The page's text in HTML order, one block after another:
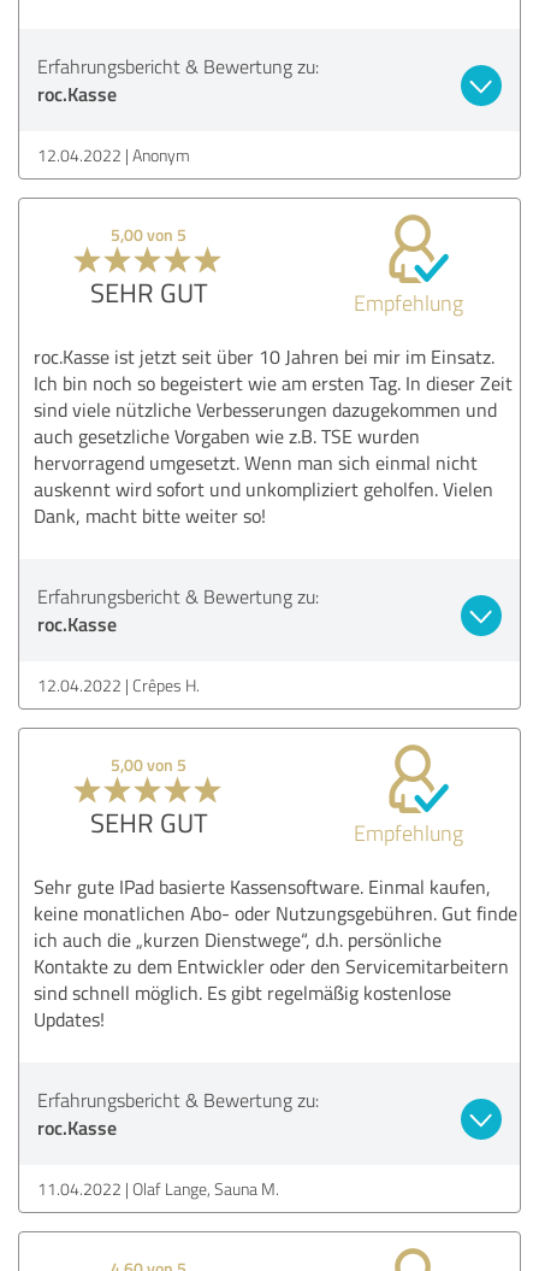
Erfahrungsbericht & Bewertung zu:
roc.Kasse
12.04.2022 Anonym
5,00 von 5
SEHR GUT Empfehlung
roc.Kasse ist jetzt seit über 10 Jahren bei mir im Einsatz.
Ich bin noch so begeistert wie am ersten Tag. In dieser Zeit
sind viele nützliche Verbesserungen dazugekommen und
auch gesetzliche Vorgaben wie z.B. TSE wurden
hervorragend umgesetzt. Wenn man sich einmal nicht
auskennt wird sofort und unkompliziert geholfen. Vielen
Dank, macht bitte weiter so!
Erfahrungsbericht & Bewertung zu:
roc.Kasse
12.04.2022 Crêpes H.
5,00 von 5
SEHR GUT Empfehlung
Sehr gute IPad basierte Kassensoftware. Einmal kaufen,
keine monatlichen Abo- oder Nutzungsgebühren. Gut finde
ich auch die „kurzen Dienstwege“, d.h. persönliche
Kontakte zu dem Entwickler oder den Servicemitarbeitern
sind schnell möglich. Es gibt regelmäßig kostenlose
Updates!
Erfahrungsbericht & Bewertung zu:
roc.Kasse
11.04.2022 Olaf Lange, Sauna M.